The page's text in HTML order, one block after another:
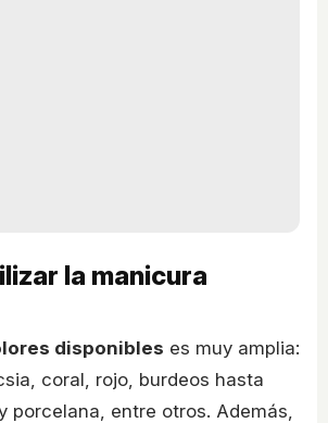
la manicura
disponibles es muy amplia:
coral, rojo, burdeos hasta
porcelana, entre otros. Además,